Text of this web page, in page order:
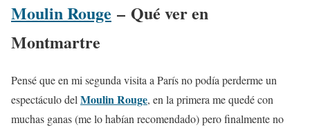
Moulin Rouge – Qué ver en
Montmartre
Pensé que en mi segunda visita a París no podía perderme un
espectáculo del Moulin Rouge, en la primera me quedé con
muchas ganas (me lo habían recomendado) pero finalmente no